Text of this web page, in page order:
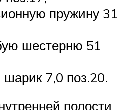
пружину 31
шестерню 51
7,0 поз.20.
полости